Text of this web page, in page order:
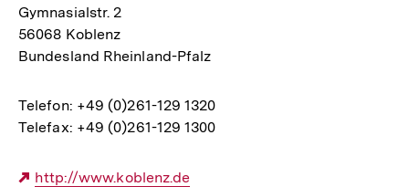
Gymnasialstr. 2
56068 Koblenz
Bundesland Rheinland-Pfalz
Telefon: +49 (0)261-129 1320
Telefax: +49 (0)261-129 1300
Externer
http://www.koblenz.de